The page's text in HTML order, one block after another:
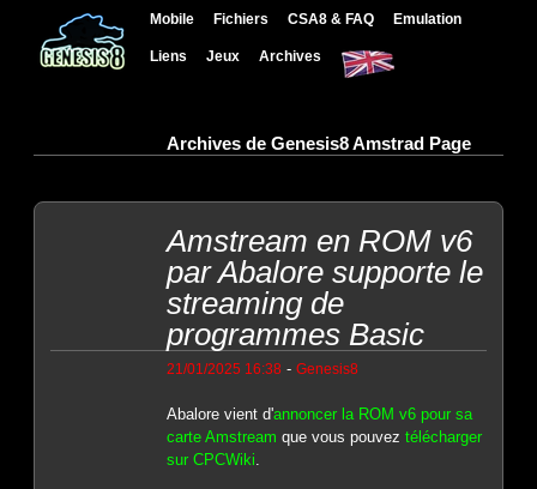
Mobile Fichiers CSA8 & FAQ Emulation
Liens Jeux Archives
Archives de Genesis8 Amstrad Page
Amstream en ROM v6
par Abalore supporte le
streaming de
programmes Basic
21/01/2025 16:38 - Genesis8
Abalore vient d'annoncer la ROM v6 pour sa
carte Amstream que vous pouvez télécharger
sur CPCWiki